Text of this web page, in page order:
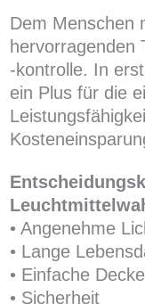
Dem Menschen
hervorragenden
-kontrolle. In
ein Plus für die
• Angenehme
• Lange
• Einfache
• Sicherheit